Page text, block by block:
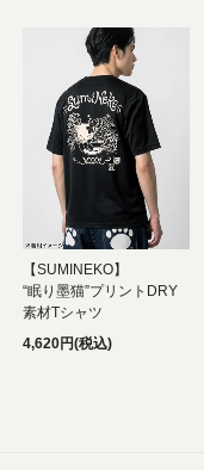
【SUMINEKO】
“眠り墨猫”プリントDRY
素材Tシャツ
4,620円(税込)